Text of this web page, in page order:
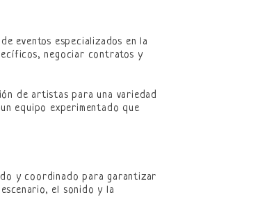
eventos especializados en la
negociar contratos y
de artistas para una variedad
equipo experimentado que
y coordinado para garantizar
el sonido y la